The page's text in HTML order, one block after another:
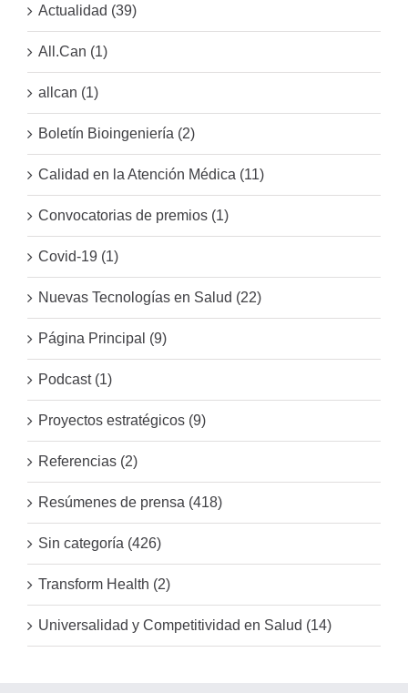
Actualidad (39)
All.Can (1)
allcan (1)
Boletín Bioingeniería (2)
Calidad en la Atención Médica (11)
Convocatorias de premios (1)
Covid-19 (1)
Nuevas Tecnologías en Salud (22)
Página Principal (9)
Podcast (1)
Proyectos estratégicos (9)
Referencias (2)
Resúmenes de prensa (418)
Sin categoría (426)
Transform Health (2)
Universalidad y Competitividad en Salud (14)